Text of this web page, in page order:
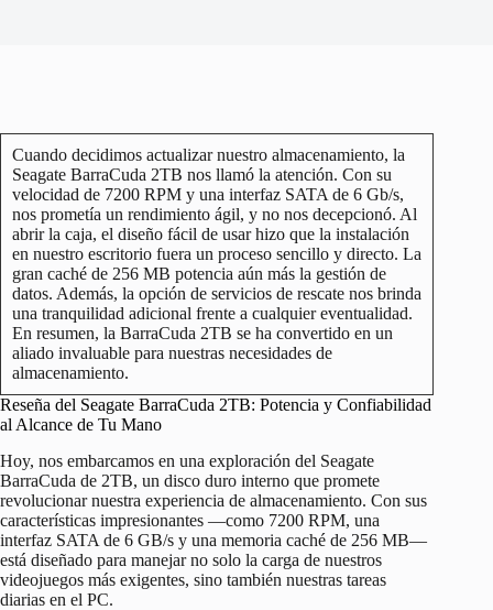
Cuando decidimos actualizar nuestro almacenamiento, la
Seagate BarraCuda 2TB nos llamó la atención. Con su
velocidad de 7200 RPM y una interfaz SATA de 6 Gb/s,
nos prometía un rendimiento ágil, y no nos decepcionó. Al
abrir la caja, el diseño fácil de usar hizo que la instalación
en nuestro escritorio fuera un proceso sencillo y directo. La
gran caché de 256 MB potencia aún más la gestión de
datos. Además, la opción de servicios de rescate nos brinda
una tranquilidad adicional frente a cualquier eventualidad.
En resumen, la BarraCuda 2TB se ha convertido en un
aliado invaluable para nuestras necesidades de
almacenamiento.
Reseña del Seagate BarraCuda 2TB: Potencia y Confiabilidad
al Alcance de Tu Mano
Hoy, nos embarcamos en una exploración del Seagate
BarraCuda de 2TB, un disco duro interno que promete
revolucionar nuestra experiencia de almacenamiento. Con sus
características impresionantes —como 7200 RPM, una
interfaz SATA de 6 GB/s y una memoria caché de 256 MB—
está diseñado para manejar no solo la carga de nuestros
videojuegos más exigentes, sino también nuestras tareas
diarias en el PC.